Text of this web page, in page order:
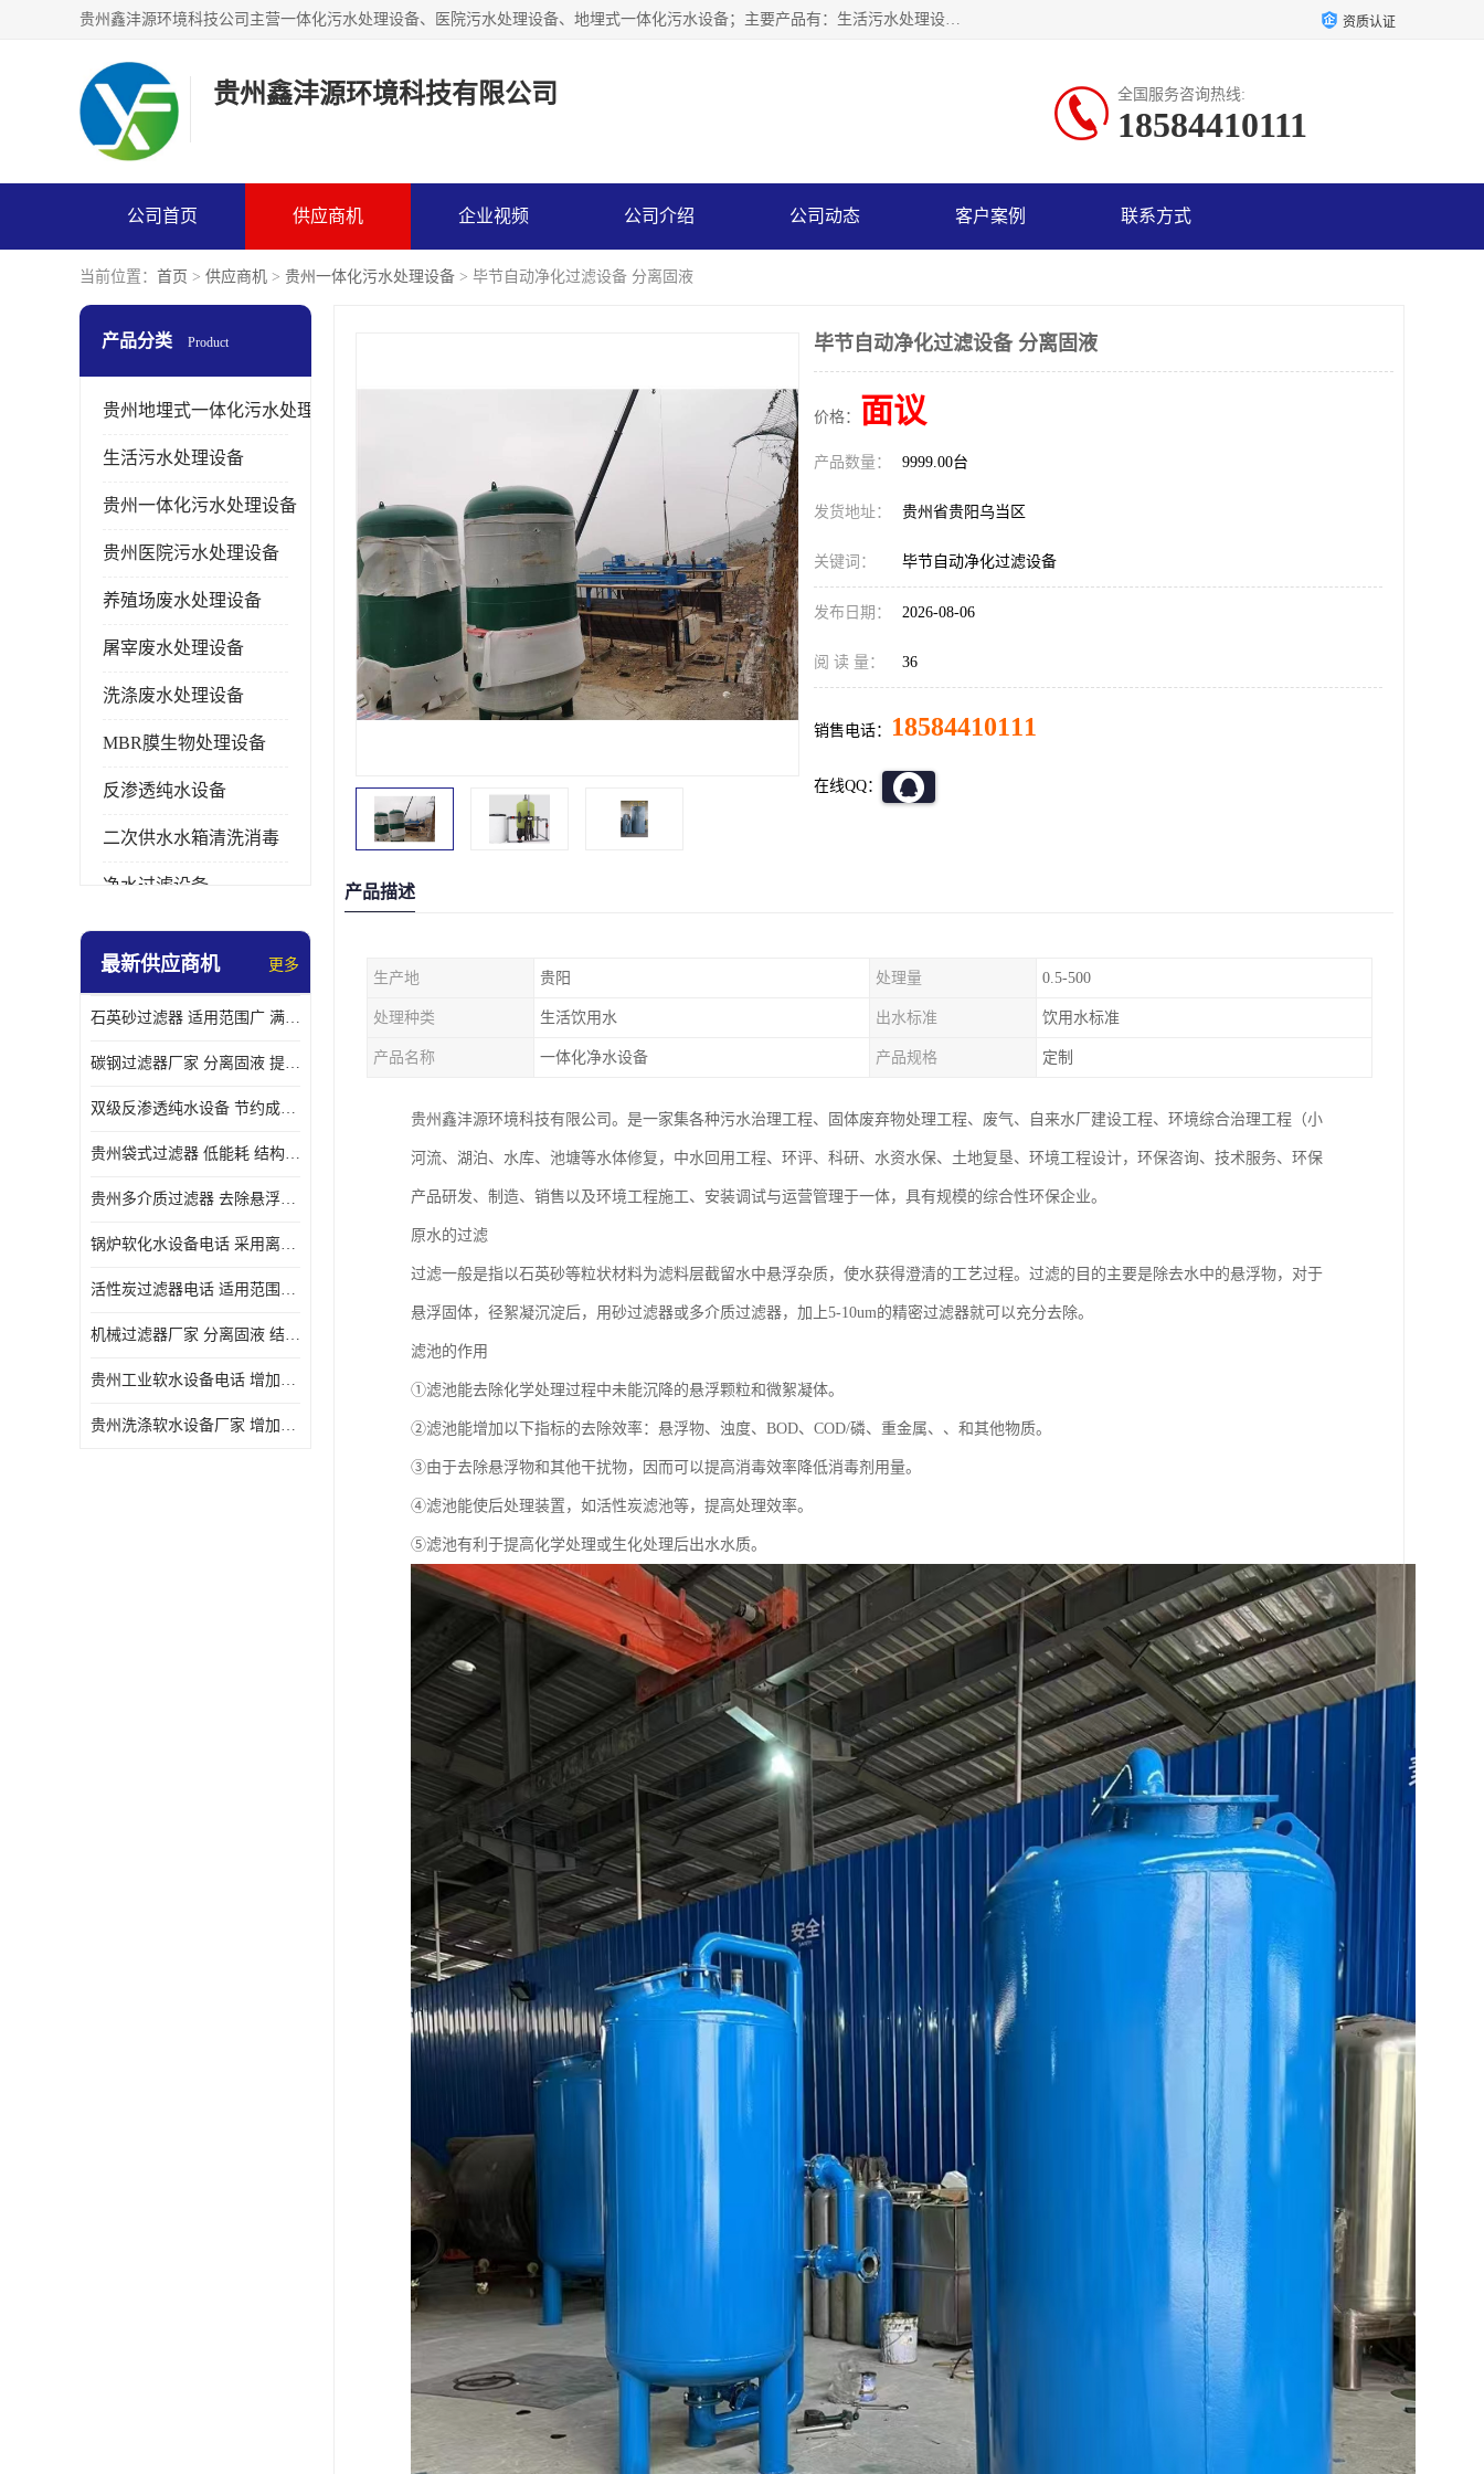
贵州鑫沣源环境科技公司主营一体化污水处理设备、医院污水处理设备、地埋式一体化污水设备；主要产品有：生活污水处理设备，养殖场废水处理设备，屠宰废水处理设备，洗涤废水处理设备，MBR膜生物处理设备，反渗透纯水设备，二次供水水箱清洗消毒，净水过滤设备，软水设备等。欢迎新老顾客来电咨询！ 资质认证
贵州鑫沣源环境科技有限公司 全国服务咨询热线:
18584410111
公司首页 供应商机 企业视频 公司介绍 公司动态 客户案例 联系方式
当前位置： 首页 > 供应商机 > 贵州一体化污水处理设备 > 毕节自动净化过滤设备 分离固液
产品分类 Product
贵州地埋式一体化污水处理设备
生活污水处理设备
贵州一体化污水处理设备
贵州医院污水处理设备
养殖场废水处理设备
屠宰废水处理设备
洗涤废水处理设备
MBR膜生物处理设备
反渗透纯水设备
二次供水水箱清洗消毒
净水过滤设备
软水设备
最新供应商机 更多
石英砂过滤器 适用范围广 满足不同的需求
碳钢过滤器厂家 分离固液 提高过滤效率
双级反渗透纯水设备 节约成本 提供高纯度水
贵州袋式过滤器 低能耗 结构简单
贵州多介质过滤器 去除悬浮物 防止水垢和堵塞
锅炉软化水设备电话 采用离子交换技术 减少维修和更换的成本
活性炭过滤器电话 适用范围广 防止水垢和堵塞
机械过滤器厂家 分离固液 结构简单
贵州工业软水设备电话 增加清洁效果 使水更加清澈 干净
贵州洗涤软水设备厂家 增加清洁效果 减少维修和更换的成本
毕节自动净化过滤设备 分离固液
价格： 面议
产品数量： 9999.00台
发货地址： 贵州省贵阳乌当区
关键词： 毕节自动净化过滤设备
发布日期： 2026-08-06
阅 读 量： 36
销售电话： 18584410111
在线QQ：
产品描述
生产地 贵阳 处理量 0.5-500
处理种类 生活饮用水 出水标准 饮用水标准
产品名称 一体化净水设备 产品规格 定制
贵州鑫沣源环境科技有限公司。是一家集各种污水治理工程、固体废弃物处理工程、废气、自来水厂建设工程、环境综合治理工程（小
河流、湖泊、水库、池塘等水体修复，中水回用工程、环评、科研、水资水保、土地复垦、环境工程设计，环保咨询、技术服务、环保
产品研发、制造、销售以及环境工程施工、安装调试与运营管理于一体，具有规模的综合性环保企业。
原水的过滤
过滤一般是指以石英砂等粒状材料为滤料层截留水中悬浮杂质，使水获得澄清的工艺过程。过滤的目的主要是除去水中的悬浮物，对于
悬浮固体，径絮凝沉淀后，用砂过滤器或多介质过滤器，加上5-10um的精密过滤器就可以充分去除。
滤池的作用
①滤池能去除化学处理过程中未能沉降的悬浮颗粒和微絮凝体。
②滤池能增加以下指标的去除效率：悬浮物、浊度、BOD、COD/磷、重金属、、和其他物质。
③由于去除悬浮物和其他干扰物，因而可以提高消毒效率降低消毒剂用量。
④滤池能使后处理装置，如活性炭滤池等，提高处理效率。
⑤滤池有利于提高化学处理或生化处理后出水水质。